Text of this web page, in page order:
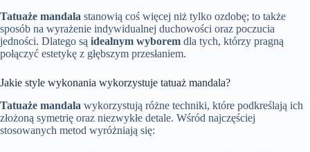
Tatuaże mandala stanowią coś więcej niż tylko ozdobę; to także
sposób na wyrażenie indywidualnej duchowości oraz poczucia
jedności. Dlatego są idealnym wyborem dla tych, którzy pragną
połączyć estetykę z głębszym przesłaniem.
Jakie style wykonania wykorzystuje tatuaż mandala?
Tatuaże mandala wykorzystują różne techniki, które podkreślają ich
złożoną symetrię oraz niezwykłe detale. Wśród najczęściej
stosowanych metod wyróżniają się: